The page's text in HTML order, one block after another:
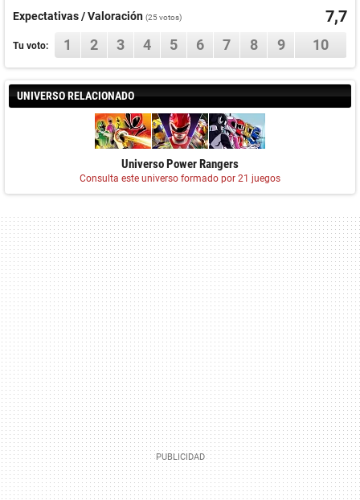
Expectativas / Valoración (25votos) 7,7
Tu voto: 1 2 3 4 5 6 7 8 9 10
UNIVERSO RELACIONADO
Universo Power Rangers
Consulta este universo formado por 21 juegos